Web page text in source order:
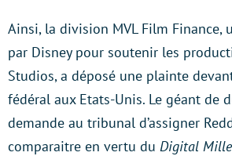
Ainsi, la division MVL Film Finance,
par Disney pour soutenir les
Studios, a déposé une plainte
fédéral aux Etats-Unis. Le géant de
demande au tribunal d’assigner
comparaitre en vertu du Digital